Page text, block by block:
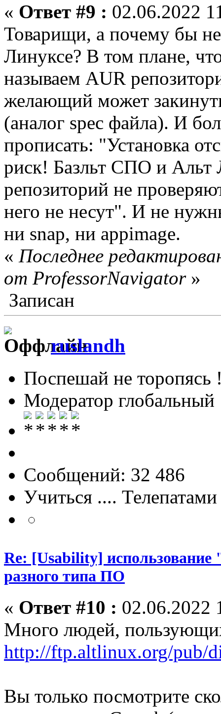
« Ответ #9 : 02.06.2022
Товарищи, а почему бы
Линуксе? В том плане,
называем AUR
желающий может
(аналог spec файла). И
прописать: "Установка
риск! Базльт СПО и Альт
репозиторий не
него не несут". И не
ни snap, ни appimage.
« Последнее
от ProfessorNavigator»
Записан
ruslandh
Поспешай не торопясь
Модератор глобальный
Сообщений: 32 486
Учиться ....
Re: [Usability] использование
разного типа ПО
« Ответ #10 : 02.06.2022
Много людей,
http://ftp.altlinux.org/pub/
Вы только посмотрите